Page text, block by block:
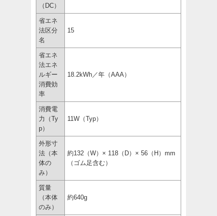
（DC）
省エネ
法区分
名
15
省エネ
法エネ
ルギー
消費効
率
18.2kWh／年（AAA）
消費電
力（Ty
p）
11W（Typ）
外形寸
法（本
体の
み）
約132（W）× 118（D）× 56（H）mm
（ゴム足含む）
質量
（本体
のみ）
約640g